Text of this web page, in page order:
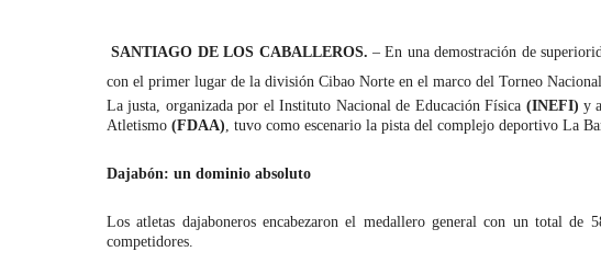
SANTIAGO DE LOS CABALLEROS. – En una demostración de
con el primer lugar de la división Cibao Norte en el marco del Torneo
La justa, organizada por el Instituto Nacional de Educación Física (INEFI) y
Atletismo (FDAA) , tuvo como escenario la pista del complejo deportivo La
Dajabón: un dominio absoluto
Los atletas dajaboneros encabezaron el medallero general con un total de
competidores.